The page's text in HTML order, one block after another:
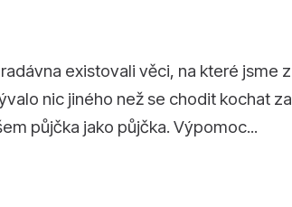
existovali věci, na které jsme z
nic jiného než se chodit kochat za
půjčka jako půjčka. Výpomoc...